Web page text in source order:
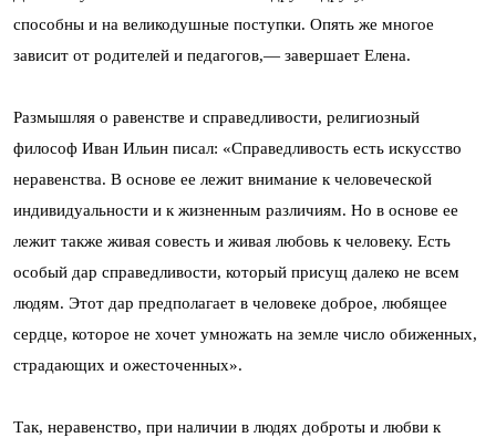
способны и на великодушные поступки. Опять же многое
зависит от родителей и педагогов,— завершает Елена.
Размышляя о равенстве и справедливости, религиозный
философ Иван Ильин писал: «Справедливость есть искусство
неравенства. В основе ее лежит внимание к человеческой
индивидуальности и к жизненным различиям. Но в основе ее
лежит также живая совесть и живая любовь к человеку. Есть
особый дар справедливости, который присущ далеко не всем
людям. Этот дар предполагает в человеке доброе, любящее
сердце, которое не хочет умножать на земле число обиженных,
страдающих и ожесточенных».
Так, неравенство, при наличии в людях доброты и любви к